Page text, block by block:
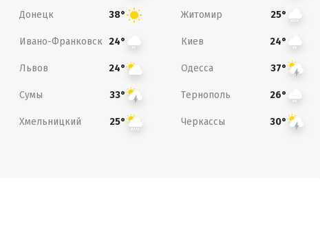
Донецк 38° Житомир 25°
Ивано-Франковск 24° Киев 24°
Львов 24° Одесса 37°
Сумы 33° Тернополь 26°
Хмельницкий 25° Черкассы 30°